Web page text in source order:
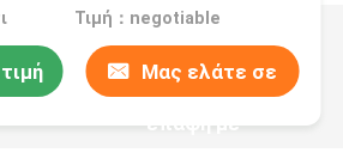
Τιμή：negotiable
Μας ελάτε σε
επαφή με